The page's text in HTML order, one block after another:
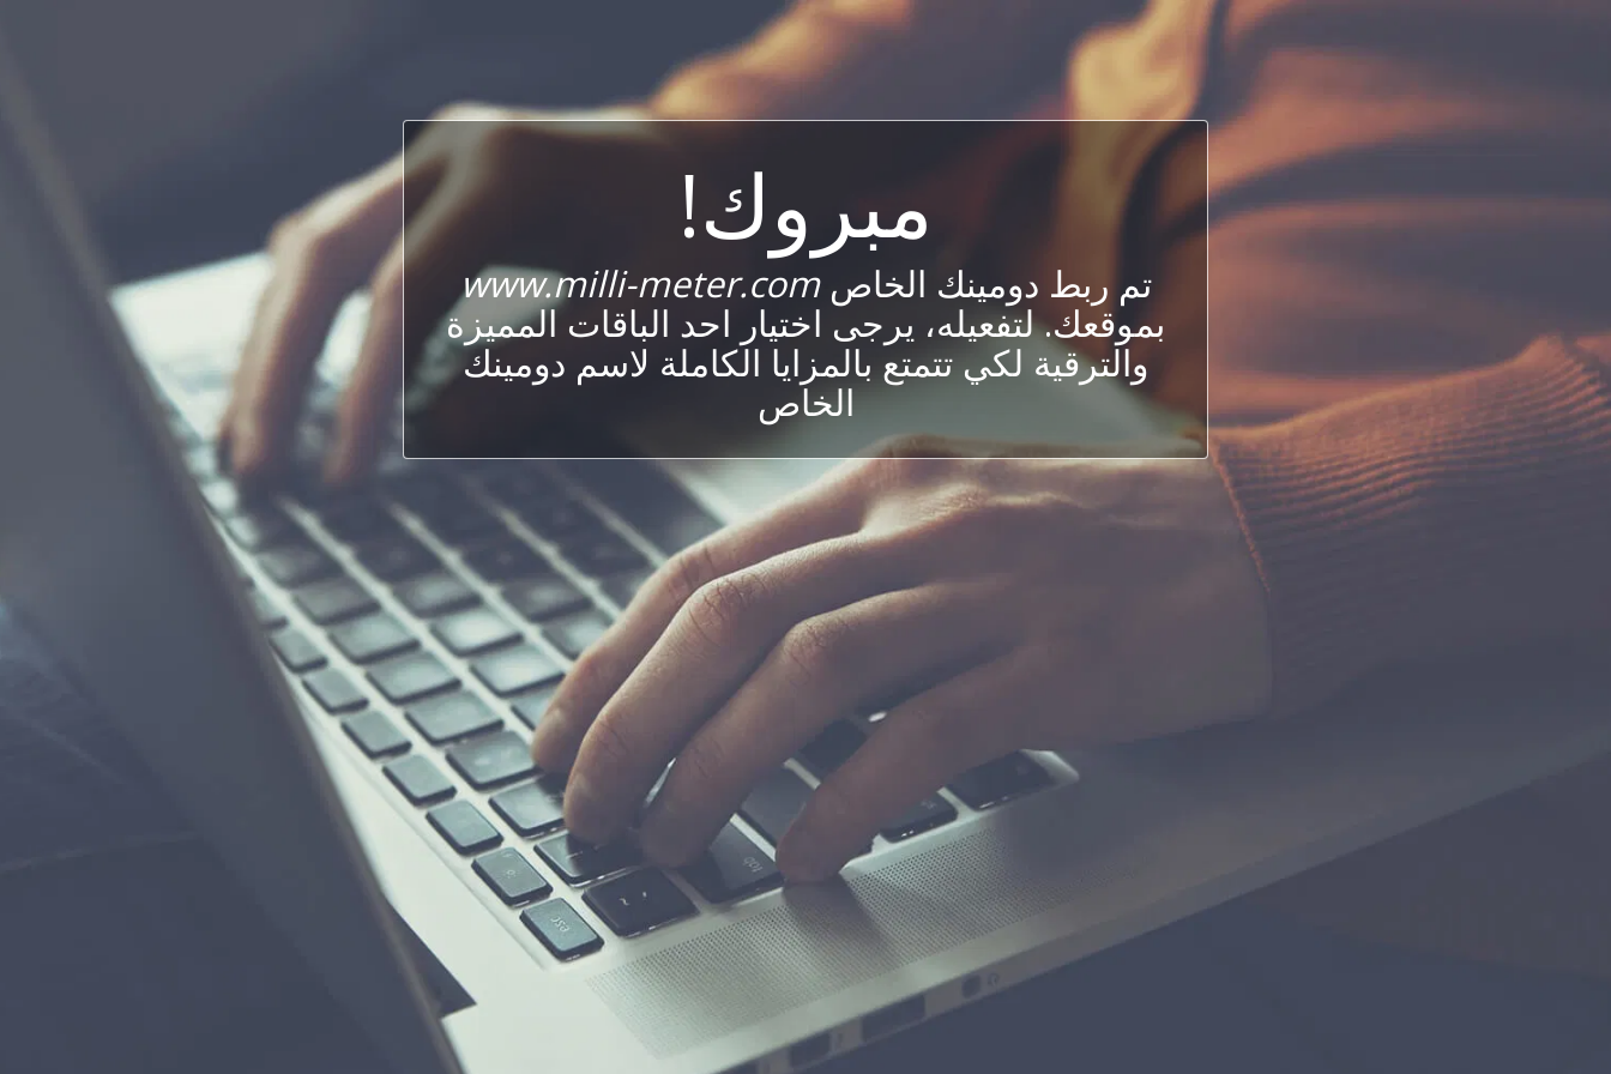
مبروك!
تم ربط دومينك الخاصwww.milli-meter.com
بموقعك. لتفعيله، يرجى اختيار احد الباقات المميزة
والترقية لكي تتمتع بالمزايا الكاملة لاسم دومينك
الخاص